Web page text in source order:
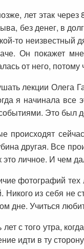
лет этак
без денег, в
то неизвестный
Он покажет
от него, потому
лекции Олега
я начинала
Это был
происходят
другая. Все
это личное. И чем
фотографий тех
Никого из себя не
дне. Учиться
с того утра,
идти в ту